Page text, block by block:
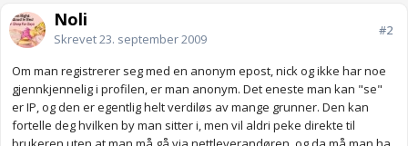
Noli
Skrevet23. september 2009
#2
Om man registrerer seg med en anonym epost, nick og ikke har noe
gjennkjennelig i profilen, er man anonym. Det eneste man kan "se"
er IP, og den er egentlig helt verdiløs av mange grunner. Den kan
fortelle deg hvilken by man sitter i, men vil aldri peke direkte til